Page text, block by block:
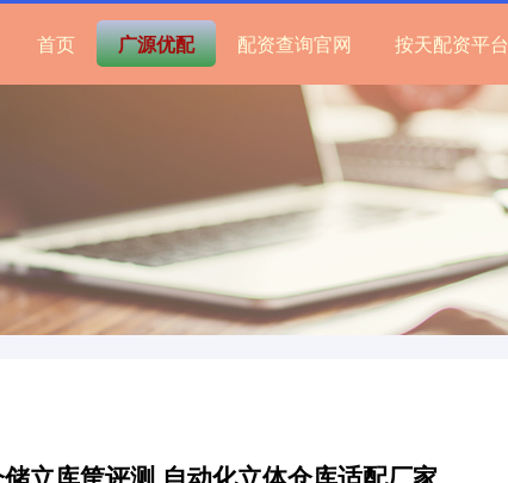
首页 广源优配 配资查询官网 按天配资平台
立库筐评测 自动化立体仓库适配厂家